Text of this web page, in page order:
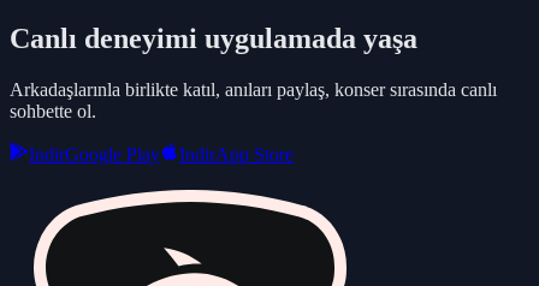
Canlı deneyimi uygulamada yaşa
Arkadaşlarınla birlikte katıl, anıları paylaş, konser sırasında canlı
sohbette ol.
IndirGoogle Play IndirApp Store